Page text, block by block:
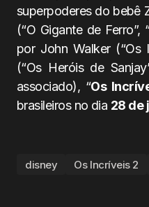
superpoderes do bebê
(“O Gigante de
por John Walker (“Os
(“Os Heróis de
associado), “Os
brasileiros no dia 28 de
disney Os Incríveis 2